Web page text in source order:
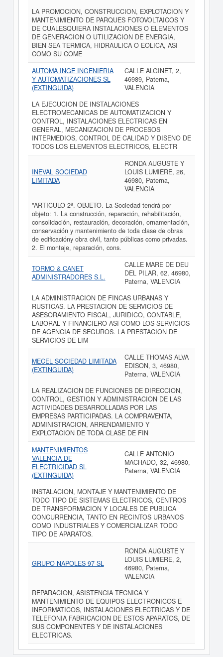
LA PROMOCION, CONSTRUCCION, EXPLOTACION Y
MANTENIMIENTO DE PARQUES FOTOVOLTAICOS Y
DE CUALESQUIERA INSTALACIONES O ELEMENTOS
DE GENERACION O UTILIZACION DE ENERGIA,
BIEN SEA TERMICA, HIDRAULICA O EOLICA, ASI
COMO SU COME
AUTOMA INGE INGENIERIA
Y AUTOMATIZACIONES SL
(EXTINGUIDA)
CALLE ALGINET, 2,
46989, Paterna,
VALENCIA
LA EJECUCION DE INSTALACIONES
ELECTROMECANICAS DE AUTOMATIZACION Y
CONTROL, INSTALACIONES ELECTRICAS EN
GENERAL, MECANIZACION DE PROCESOS
INTERMEDIOS, CONTROL DE CALIDAD Y DISENO DE
TODOS LOS ELEMENTOS ELECTRICOS, ELECTR
INEVAL SOCIEDAD
LIMITADA
RONDA AUGUSTE Y
LOUIS LUMIERE, 26,
46980, Paterna,
VALENCIA
"ARTICULO 2º. OBJETO. La Sociedad tendrá por
objeto: 1. La construcción, reparación, rehabilitación,
consolidación, restauración, decoración, ornamentación,
conservación y mantenimiento de toda clase de obras
de edificacióny obra civil, tanto públicas como privadas.
2. El montaje, reparación, cons.
TORMO & CANET
ADMINISTRADORES S.L.
CALLE MARE DE DEU
DEL PILAR, 62, 46980,
Paterna, VALENCIA
LA ADMINISTRACION DE FINCAS URBANAS Y
RUSTICAS. LA PRESTACION DE SERVICIOS DE
ASESORAMIENTO FISCAL, JURIDICO, CONTABLE,
LABORAL Y FINANCIERO ASI COMO LOS SERVICIOS
DE AGENCIA DE SEGUROS. LA PRESTACION DE
SERVICIOS DE LIM
MECEL SOCIEDAD LIMITADA
(EXTINGUIDA)
CALLE THOMAS ALVA
EDISON, 3, 46980,
Paterna, VALENCIA
LA REALIZACION DE FUNCIONES DE DIRECCION,
CONTROL, GESTION Y ADMINISTRACION DE LAS
ACTIVIDADES DESARROLLADAS POR LAS
EMPRESAS PARTICIPADAS. LA COMPRAVENTA,
ADMINISTRACION, ARRENDAMIENTO Y
EXPLOTACION DE TODA CLASE DE FIN
MANTENIMIENTOS
VALENCIA DE
ELECTRICIDAD SL
(EXTINGUIDA)
CALLE ANTONIO
MACHADO, 32, 46980,
Paterna, VALENCIA
INSTALACION, MONTAJE Y MANTENIMIENTO DE
TODO TIPO DE SISTEMAS ELECTRICOS, CENTROS
DE TRANSFORMACION Y LOCALES DE PUBLICA
CONCURRENCIA, TANTO EN RECINTOS URBANOS
COMO INDUSTRIALES Y COMERCIALIZAR TODO
TIPO DE APARATOS.
GRUPO NAPOLES 97 SL
RONDA AUGUSTE Y
LOUIS LUMIERE, 2,
46980, Paterna,
VALENCIA
REPARACION, ASISTENCIA TECNICA Y
MANTENIMIENTO DE EQUIPOS ELECTRONICOS E
INFORMATICOS, INSTALACIONES ELECTRICAS Y DE
TELEFONIA FABRICACION DE ESTOS APARATOS, DE
SUS COMPONENTES Y DE INSTALACIONES
ELECTRICAS.